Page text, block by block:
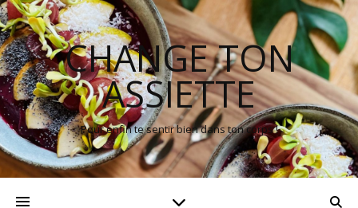
CHANGE TON
ASSIETTE
Pour enfin te sentir bien dans ton corps !